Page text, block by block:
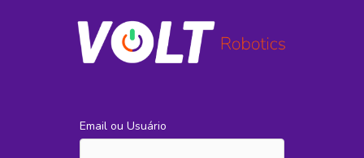
Email ou Usuário